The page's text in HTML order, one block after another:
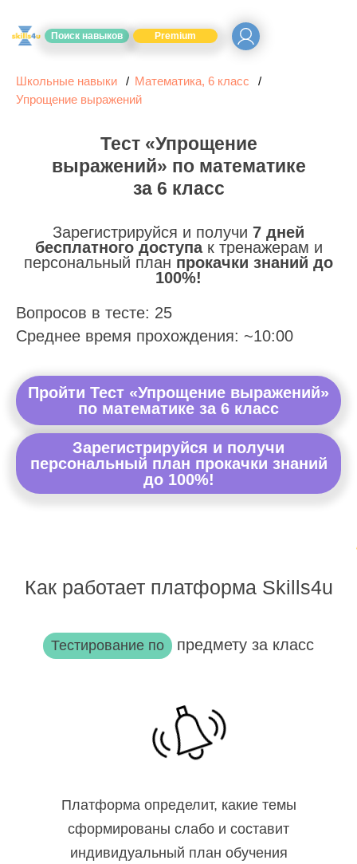
Поиск навыков Premium
Школьные навыки
Математика, 6 класс
Упрощение выражений
Тест «Упрощение
выражений» по математике
за 6 класс
Зарегистрируйся и получи 7 дней
бесплатного доступак тренажерам и
персональный план прокачки знаний до
100%!
Вопросов в тесте: 25
Среднее время прохождения: ~10:00
Пройти Тест «Упрощение выражений»
по математике за 6 класс
Зарегистрируйся и получи
персональный план прокачки знаний
до 100%!
Как работает платформа Skills4u
Тестирование по предмету за класс
Платформа определит, какие темы
сформированы слабо и составит
индивидуальный план обучения